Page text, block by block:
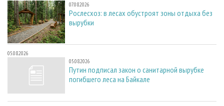
07.08.2026
Рослесхоз: в лесах обустроят зоны отдыха без
вырубки
05.08.2026
05.08.2026
Путин подписал закон о санитарной вырубке
погибшего леса на Байкале